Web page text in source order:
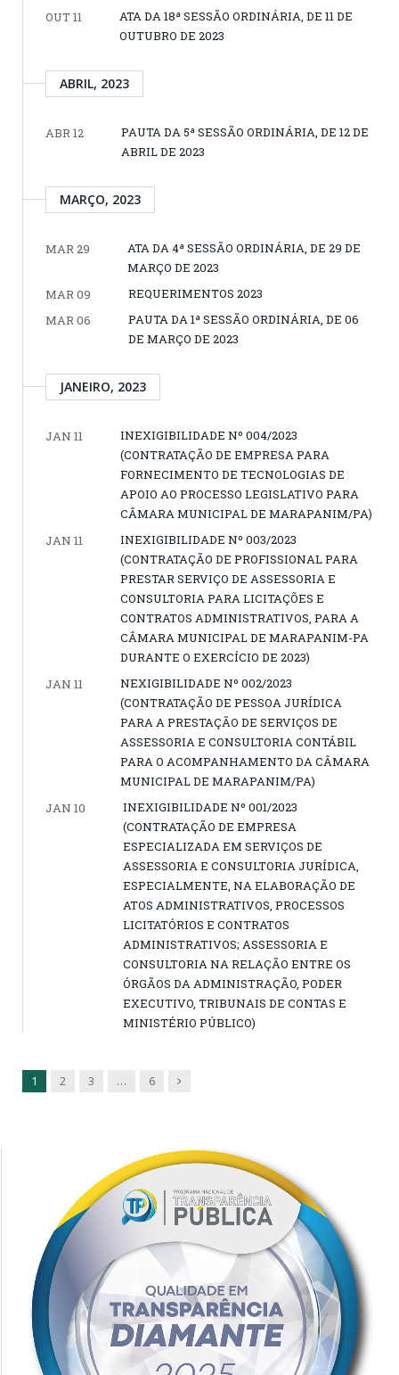
OUT 11
ATA DA 18ª SESSÃO ORDINÁRIA, DE 11 DE
OUTUBRO DE 2023
ABRIL, 2023
ABR 12
PAUTA DA 5ª SESSÃO ORDINÁRIA, DE 12 DE
ABRIL DE 2023
MARÇO, 2023
MAR 29
ATA DA 4ª SESSÃO ORDINÁRIA, DE 29 DE
MARÇO DE 2023
MAR 09
REQUERIMENTOS 2023
MAR 06
PAUTA DA 1ª SESSÃO ORDINÁRIA, DE 06
DE MARÇO DE 2023
JANEIRO, 2023
JAN 11
INEXIGIBILIDADE Nº 004/2023
(CONTRATAÇÃO DE EMPRESA PARA
FORNECIMENTO DE TECNOLOGIAS DE
APOIO AO PROCESSO LEGISLATIVO PARA
CÂMARA MUNICIPAL DE MARAPANIM/PA)
JAN 11
INEXIGIBILIDADE Nº 003/2023
(CONTRATAÇÃO DE PROFISSIONAL PARA
PRESTAR SERVIÇO DE ASSESSORIA E
CONSULTORIA PARA LICITAÇÕES E
CONTRATOS ADMINISTRATIVOS, PARA A
CÂMARA MUNICIPAL DE MARAPANIM-PA
DURANTE O EXERCÍCIO DE 2023)
JAN 11
NEXIGIBILIDADE Nº 002/2023
(CONTRATAÇÃO DE PESSOA JURÍDICA
PARA A PRESTAÇÃO DE SERVIÇOS DE
ASSESSORIA E CONSULTORIA CONTÁBIL
PARA O ACOMPANHAMENTO DA CÂMARA
MUNICIPAL DE MARAPANIM/PA)
JAN 10
INEXIGIBILIDADE Nº 001/2023
(CONTRATAÇÃO DE EMPRESA
ESPECIALIZADA EM SERVIÇOS DE
ASSESSORIA E CONSULTORIA JURÍDICA,
ESPECIALMENTE, NA ELABORAÇÃO DE
ATOS ADMINISTRATIVOS, PROCESSOS
LICITATÓRIOS E CONTRATOS
ADMINISTRATIVOS; ASSESSORIA E
CONSULTORIA NA RELAÇÃO ENTRE OS
ÓRGÃOS DA ADMINISTRAÇÃO, PODER
EXECUTIVO, TRIBUNAIS DE CONTAS E
MINISTÉRIO PÚBLICO)
1 2 3 … 6 Next